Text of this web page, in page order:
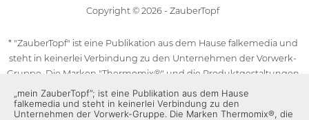
Copyright © 2026 - ZauberTopf
* "ZauberTopf" ist eine Publikation aus dem Hause falkemedia und
steht in keinerlei Verbindung zu den Unternehmen der Vorwerk-
Gruppe. Die Marken "Thermomix®" und die Produktgestaltungen
des "Thermomix®" sind eingetragene Marken der Unternehmen
der Vorwerk-Gruppe. Die Marken Thermomix®, die Zeichen TM5®,
„mein ZauberTopf”; ist eine Publikation aus dem Hause
falkemedia und steht in keinerlei Verbindung zu den
Unternehmen der Vorwerk-Gruppe. Die Marken Thermomix®, die